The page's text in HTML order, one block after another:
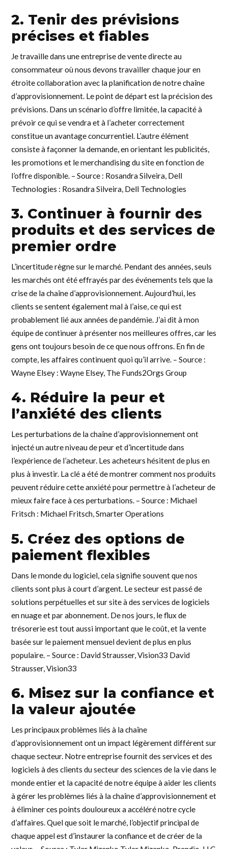
2. Tenir des prévisions
précises et fiables
Je travaille dans une entreprise de vente directe au
consommateur où nous devons travailler chaque jour en
étroite collaboration avec la planification de notre chaîne
d’approvisionnement. Le point de départ est la précision des
prévisions. Dans un scénario d’offre limitée, la capacité à
prévoir ce qui se vendra et à l’acheter correctement
constitue un avantage concurrentiel. L’autre élément
consiste à façonner la demande, en orientant les publicités,
les promotions et le merchandising du site en fonction de
l’offre disponible. – Source : Rosandra Silveira, Dell
Technologies : Rosandra Silveira, Dell Technologies
3. Continuer à fournir des
produits et des services de
premier ordre
L’incertitude règne sur le marché. Pendant des années, seuls
les marchés ont été effrayés par des événements tels que la
crise de la chaîne d’approvisionnement. Aujourd’hui, les
clients se sentent également mal à l’aise, ce qui est
probablement lié aux années de pandémie. J’ai dit à mon
équipe de continuer à présenter nos meilleures offres, car les
gens ont toujours besoin de ce que nous offrons. En fin de
compte, les affaires continuent quoi qu’il arrive. – Source :
Wayne Elsey : Wayne Elsey, The Funds2Orgs Group
4. Réduire la peur et
l’anxiété des clients
Les perturbations de la chaîne d’approvisionnement ont
injecté un autre niveau de peur et d’incertitude dans
l’expérience de l’acheteur. Les acheteurs hésitent de plus en
plus à investir. La clé a été de montrer comment nos produits
peuvent réduire cette anxiété pour permettre à l’acheteur de
mieux faire face à ces perturbations. – Source : Michael
Fritsch : Michael Fritsch, Smarter Operations
5. Créez des options de
paiement flexibles
Dans le monde du logiciel, cela signifie souvent que nos
clients sont plus à court d’argent. Le secteur est passé de
solutions perpétuelles et sur site à des services de logiciels
en nuage et par abonnement. De nos jours, le flux de
trésorerie est tout aussi important que le coût, et la vente
basée sur le paiement mensuel devient de plus en plus
populaire. – Source : David Strausser, Vision33 David
Strausser, Vision33
6. Misez sur la confiance et
la valeur ajoutée
Les principaux problèmes liés à la chaîne
d’approvisionnement ont un impact légèrement différent sur
chaque secteur. Notre entreprise fournit des services et des
logiciels à des clients du secteur des sciences de la vie dans le
monde entier et la capacité de notre équipe à aider les clients
à gérer les problèmes liés à la chaîne d’approvisionnement et
à éliminer ces points douloureux a accéléré notre cycle
d’affaires. Quel que soit le marché, l’objectif principal de
chaque appel est d’instaurer la confiance et de créer de la